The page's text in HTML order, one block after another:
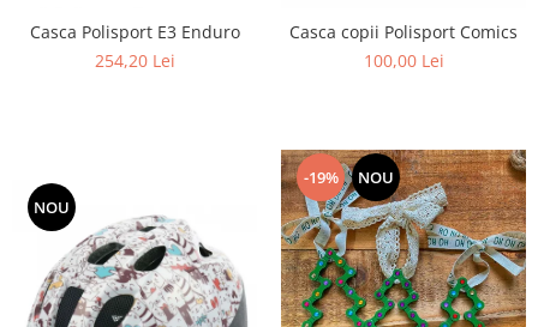
Casca Polisport E3 Enduro
254,20 Lei
Casca copii Polisport Comics
100,00 Lei
NOU
-19% NOU